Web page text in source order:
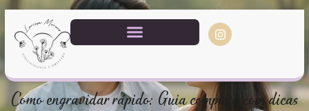
Como engravidar rápido: Guia completo com dicas